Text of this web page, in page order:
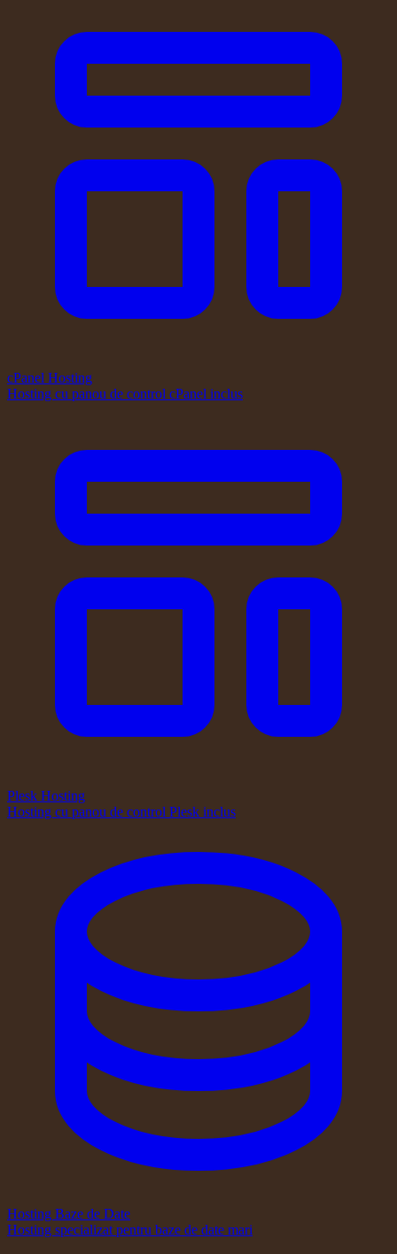
cPanel Hosting
Hosting cu panou de control cPanel inclus
Plesk Hosting
Hosting cu panou de control Plesk inclus
Hosting Baze de Date
Hosting specializat pentru baze de date mari